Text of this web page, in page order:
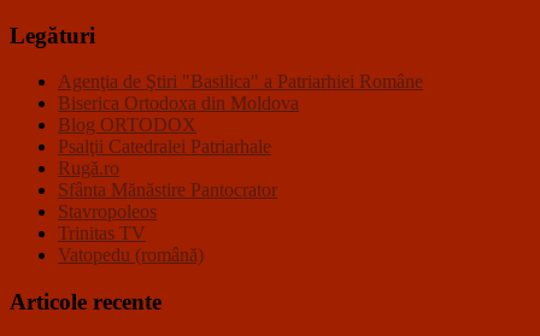
Legături
Agenţia de Ştiri "Basilica" a Patriarhiei Române
Biserica Ortodoxa din Moldova
Blog ORTODOX
Psalţii Catedralei Patriarhale
Rugă.ro
Sfânta Mănăstire Pantocrator
Stavropoleos
Trinitas TV
Vatopedu (română)
Articole recente